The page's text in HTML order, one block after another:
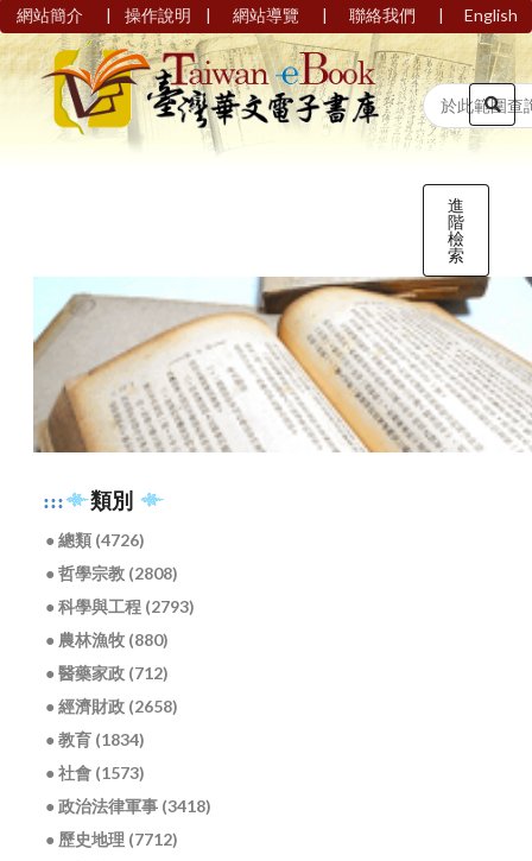
網站簡介 | 操作說明 | 網站導覽 | 聯絡我們 | English
進
階
檢
索
::: 類別
● 總類 (4726)
● 哲學宗教 (2808)
● 科學與工程 (2793)
● 農林漁牧 (880)
● 醫藥家政 (712)
● 經濟財政 (2658)
● 教育 (1834)
● 社會 (1573)
● 政治法律軍事 (3418)
● 歷史地理 (7712)